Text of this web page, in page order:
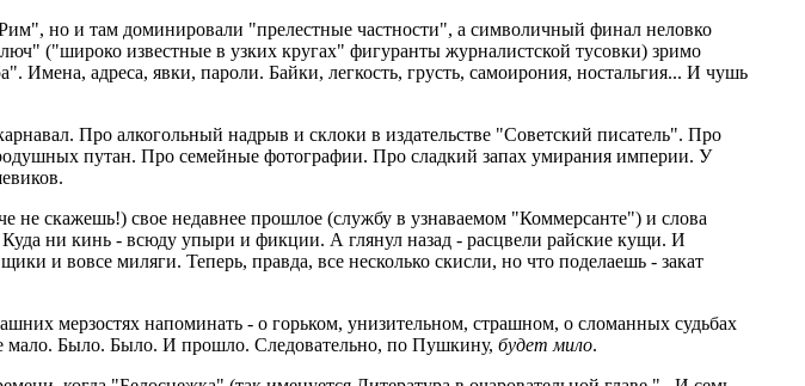
но и там доминировали "прелестные частности", а символичный финал неловко
("широко известные в узких кругах" фигуранты журналистской тусовки) зримо
Имена, адреса, явки, пароли. Байки, легкость, грусть, самоирония, ностальгия... И чушь
Про алкогольный надрыв и склоки в издательстве "Советский писатель". Про
путан. Про семейные фотографии. Про сладкий запах умирания империи. У
не скажешь!) свое недавнее прошлое (службу в узнаваемом "Коммерсанте") и слова
ни кинь - всюду упыри и фикции. А глянул назад - расцвели райские кущи. И
и вовсе миляги. Теперь, правда, все несколько скисли, но что поделаешь - закат
мерзостях напоминать - о горьком, унизительном, страшном, о сломанных судьбах
мало. Было. Было. И прошло. Следовательно, по Пушкину, будет мило.